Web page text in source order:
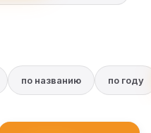
по названию по году